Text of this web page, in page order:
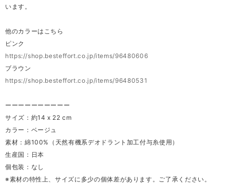
います。
他のカラーはこちら
ピンク
https://shop.besteffort.co.jp/items/96480606
ブラウン
https://shop.besteffort.co.jp/items/96480531
ーーーーーーーーーー
サイズ：約14 x 22 cm
カラー：ベージュ
素材：綿100%（天然有機系デオドラント加工付与糸使用）
生産国：日本
個包装：なし
※素材の特性上、サイズに多少の個体差があります。ご了承ください。